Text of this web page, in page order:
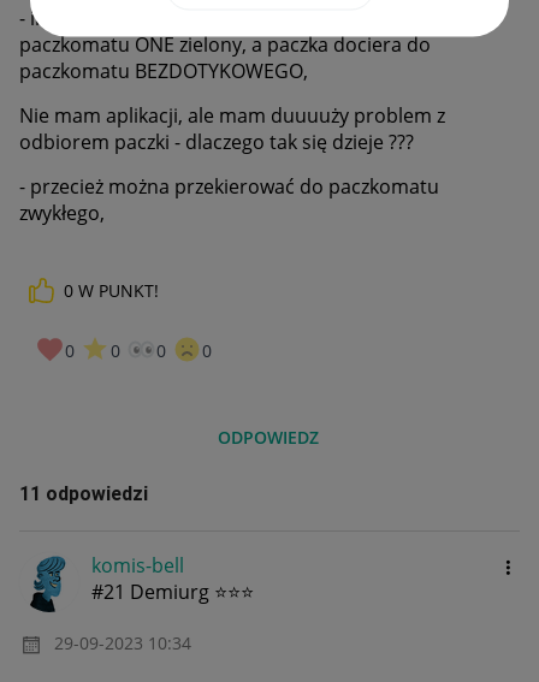
- informuję sprzedawcę o miejscu dostawy do
paczkomatu ONE zielony, a paczka dociera do
paczkomatu BEZDOTYKOWEGO,
Nie mam aplikacji, ale mam duuuuży problem z
odbiorem paczki - dlaczego tak się dzieje ???
- przecież można przekierować do paczkomatu
zwykłego,
0 W PUNKT!
0 0 0 0
ODPOWIEDZ
11 odpowiedzi
komis-bell
#21 Demiurg ⭐⭐⭐
‎29-09-2023 10:34